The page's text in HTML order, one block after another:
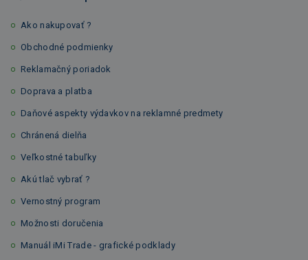
Ako nakupovať ?
Obchodné podmienky
Reklamačný poriadok
Doprava a platba
Daňové aspekty výdavkov na reklamné predmety
Chránená dielňa
Veľkostné tabuľky
Akú tlač vybrať ?
Vernostný program
Možnosti doručenia
Manuál iMi Trade - grafické podklady